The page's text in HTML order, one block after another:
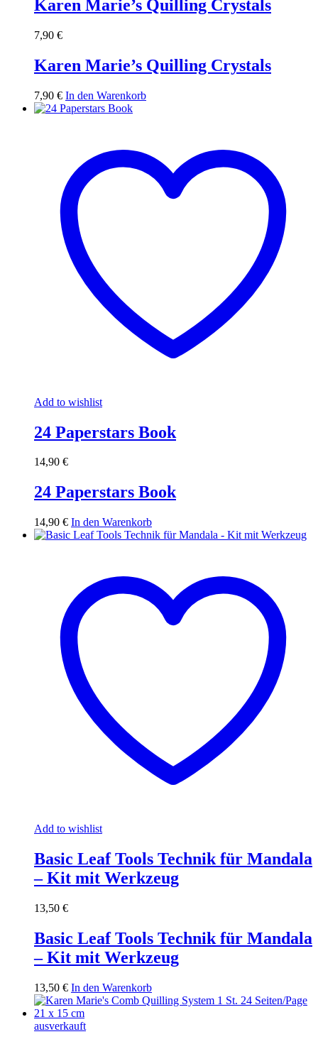
Karen Marie’s Quilling Crystals
7,90 €
Karen Marie’s Quilling Crystals
7,90 € In den Warenkorb
Add to wishlist
24 Paperstars Book
14,90 €
24 Paperstars Book
14,90 € In den Warenkorb
Add to wishlist
Basic Leaf Tools Technik für Mandala
– Kit mit Werkzeug
13,50 €
Basic Leaf Tools Technik für Mandala
– Kit mit Werkzeug
13,50 € In den Warenkorb
ausverkauft